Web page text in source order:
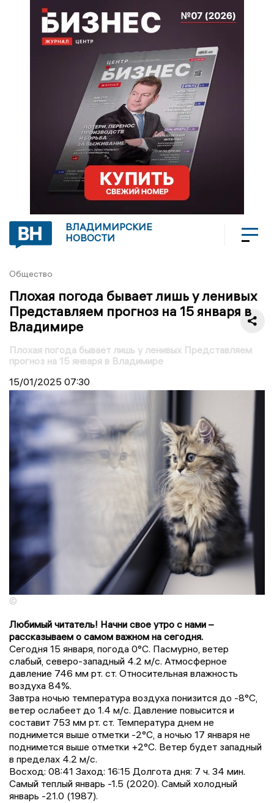
ВЛАДИМИРСКИЕ
НОВОСТИ
Общество
Плохая погода бывает лишь у ленивых
Представляем прогноз на 15 января в
Владимире
Плохая погода бывает лишь у ленивых Представляем
прогноз на 15 января в Владимире
15/01/2025 07:30
©
Любимый читатель! Начни свое утро с нами –
рассказываем о самом важном на сегодня.
Сегодня 15 января, погода 0°C. Пасмурно, ветер
слабый, северо-западный 4.2 м/с. Атмосферное
давление 746 мм рт. ст. Относительная влажность
воздуха 84%.
Завтра ночью температура воздуха понизится до -8°C,
ветер ослабеет до 1.4 м/с. Давление повысится и
составит 753 мм рт. ст. Температура днем не
поднимется выше отметки -2°C, a ночью 17 января не
поднимется выше отметки +2°C. Ветер будет западный
в пределах 4.2 м/с.
Восход: 08:41 Заход: 16:15 Долгота дня: 7 ч. 34 мин.
Самый теплый январь -1.5 (2020). Самый холодный
январь -21.0 (1987).